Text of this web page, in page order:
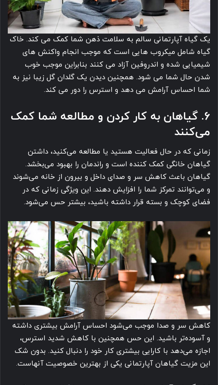
یک گیاه آپارتمانی سالم به سلامت ذهن شما کمک می کند. خاک
گیاه شامل میکروب هایی است که موجب انجام واکنش های
شیمیایی شده و اندروفین آزاد می کنند بنابراین موجب خوب
شدن حال شما می شود. همچنین دیدن یک گلدان گل زیبا نیز به
شما احساس آرامش می دهد و استرس را دور می کند.
6. گیاهان به کار کردن و مطالعه شما کمک
می‌کنند
زمانی که در حال فعالیت هستید یا مطالعه می‌کنید، داشتن
گیاهان خانگی کمک کننده است و راندمان را بهبود می‌بخشد.
گیاهان باعث کاهش سر و صدای داخل و بیرون از خانه می‌شوند
و می‌توانند تمرکز شما را افزایش دهند. این ویژگی زمانی که در
فضای کوچک و بسته قرار داشته باشید، بیشتر حس می‌شود.
کاهش سر و صدا موجب می‌شود احساس آرامش بیشتری داشته
و آسوده‌تر باشید. این حس همچنین با کاهش شدید استرس،
اجازه می‌دهد با کارایی بیشتری کار خود را دنبال کنید. بدون شک
این مزیت گیاهان آپارتمانی یکی از بهترین خصوصیت آنهاست.